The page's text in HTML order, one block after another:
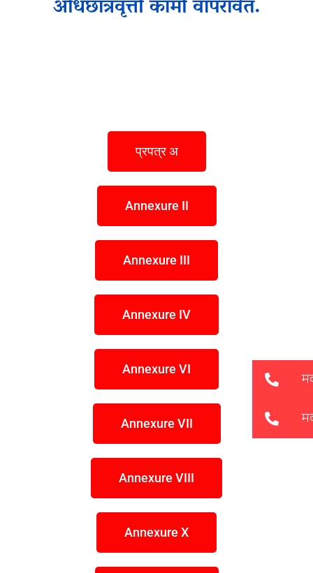
अधिछात्रवृत्ती कामी वापरावेत.
प्रपत्र अ
Annexure II
Annexure III
Annexure IV
Annexure VI
Annexure VII
Annexure VIII
Annexure X